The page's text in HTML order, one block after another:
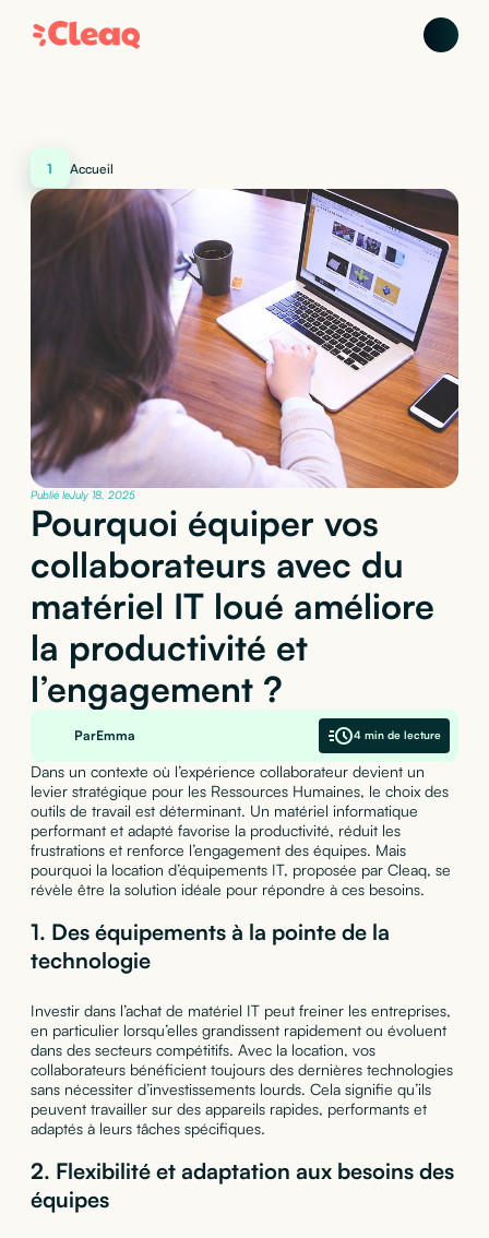
1 Accueil
Publié leJuly 18, 2025
Pourquoi équiper vos
collaborateurs avec du
matériel IT loué améliore
la productivité et
l’engagement ?
ParEmma 4 min de lecture
Dans un contexte où l’expérience collaborateur devient un
levier stratégique pour les Ressources Humaines, le choix des
outils de travail est déterminant. Un matériel informatique
performant et adapté favorise la productivité, réduit les
frustrations et renforce l’engagement des équipes. Mais
pourquoi la location d’équipements IT, proposée par Cleaq, se
révèle être la solution idéale pour répondre à ces besoins.
1. Des équipements à la pointe de la
technologie
Investir dans l’achat de matériel IT peut freiner les entreprises,
en particulier lorsqu’elles grandissent rapidement ou évoluent
dans des secteurs compétitifs. Avec la location, vos
collaborateurs bénéficient toujours des dernières technologies
sans nécessiter d’investissements lourds. Cela signifie qu’ils
peuvent travailler sur des appareils rapides, performants et
adaptés à leurs tâches spécifiques.
2. Flexibilité et adaptation aux besoins des
équipes